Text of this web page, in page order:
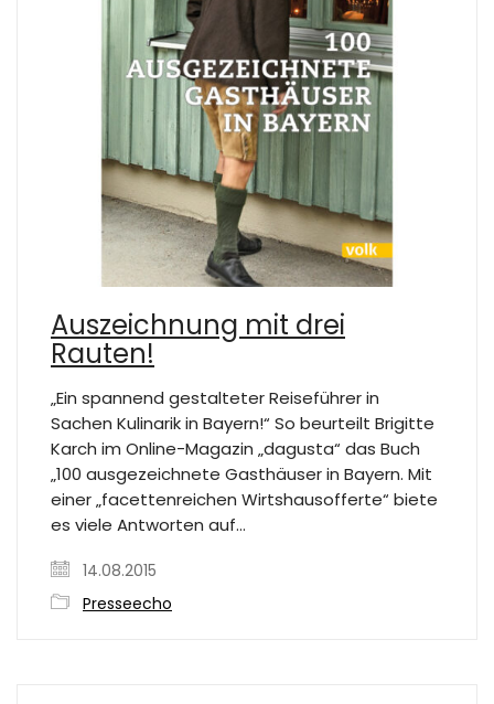
Auszeichnung mit drei
Rauten!
„Ein spannend gestalteter Reiseführer in
Sachen Kulinarik in Bayern!“ So beurteilt Brigitte
Karch im Online-Magazin „dagusta“ das Buch
„100 ausgezeichnete Gasthäuser in Bayern. Mit
einer „facettenreichen Wirtshausofferte“ biete
es viele Antworten auf…
14.08.2015
Presseecho